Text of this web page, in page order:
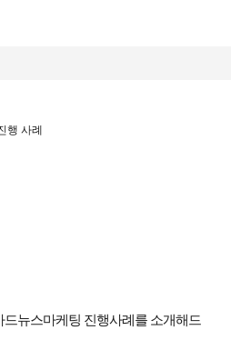
행 사례
뉴스마케팅 진행사례를 소개해드